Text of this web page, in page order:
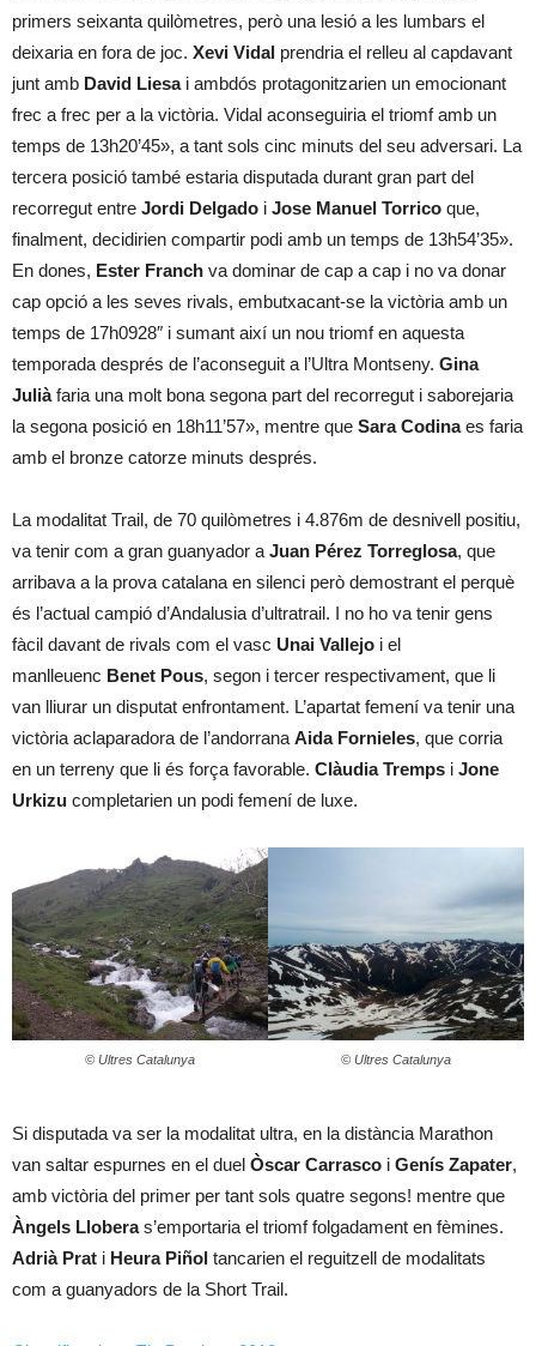
primers seixanta quilòmetres, però una lesió a les lumbars el
deixaria en fora de joc. Xevi Vidal prendria el relleu al capdavant
junt amb David Liesai ambdós protagonitzarien un emocionant
frec a frec per a la victòria. Vidal aconseguiria el triomf amb un
temps de 13h20’45», a tant sols cinc minuts del seu adversari. La
tercera posició també estaria disputada durant gran part del
recorregut entre Jordi Delgado i Jose Manuel Torrico que,
finalment, decidirien compartir podi amb un temps de 13h54’35».
En dones, Ester Franch va dominar de cap a cap i no va donar
cap opció a les seves rivals, embutxacant-se la victòria amb un
temps de 17h0928″ i sumant així un nou triomf en aquesta
temporada després de l’aconseguit a l’Ultra Montseny. Gina
Juliàfaria una molt bona segona part del recorregut i saborejaria
la segona posició en 18h11’57», mentre que Sara Codinaes faria
amb el bronze catorze minuts després.
La modalitat Trail, de 70 quilòmetres i 4.876m de desnivell positiu,
va tenir com a gran guanyador a Juan Pérez Torreglosa, que
arribava a la prova catalana en silenci però demostrant el perquè
és l’actual campió d’Andalusia d’ultratrail. I no ho va tenir gens
fàcil davant de rivals com el vasc Unai Vallejo i el
manlleuenc Benet Pous, segon i tercer respectivament, que li
van lliurar un disputat enfrontament. L’apartat femení va tenir una
victòria aclaparadora de l’andorrana Aida Fornieles, que corria
en un terreny que li és força favorable. Clàudia Tremps i Jone
Urkizu completarien un podi femení de luxe.
© Ultres Catalunya © Ultres Catalunya
Si disputada va ser la modalitat ultra, en la distància Marathon
van saltar espurnes en el duel Òscar Carrasco i Genís Zapater,
amb victòria del primer per tant sols quatre segons! mentre que
Àngels Lloberas’emportaria el triomf folgadament en fèmines.
Adrià Prat i Heura Piñol tancarien el reguitzell de modalitats
com a guanyadors de la Short Trail.